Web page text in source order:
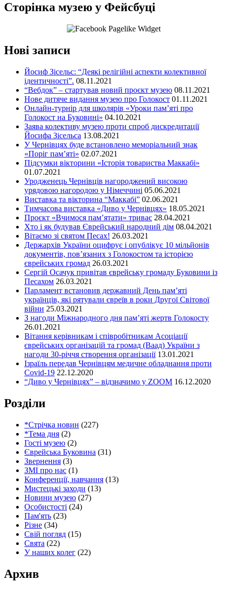
Сторінка музею у Фейсбуці
Нові записи
Йосиф Зісельс: “Деякі релігійні аспекти колективної
ідентичності”. 08.11.2021
“Вебдок” – стартував новий проєкт музею 08.11.2021
Нове дитяче видання музею про Голокост 01.11.2021
Онлайн-турнір для школярів «Уроки пам’яті про
Голокост на Буковині» 04.10.2021
Заява колективу музею проти спроб дискредитації
Йосифа Зісельса 13.08.2021
У Чернівцях буде встановлено меморіальний знак
«Поріг пам’яті» 02.07.2021
Підсумки вікторини «Історія товариства Маккабі»
01.07.2021
Уродженець Чернівців нагороджений високою
урядовою нагородою у Німеччині 05.06.2021
Виставка та вікторина “Маккабі” 02.06.2021
Тимчасова виставка «Диво у Чернівцях» 18.05.2021
Проєкт «Вчимося пам’ятати» триває 28.04.2021
Хто і як будував Єврейський народний дім 08.04.2021
Вітаємо зі святом Песах! 26.03.2021
Держархів України оцифрує і опублікує 10 мільйонів
документів, пов’язаних з Голокостом та історією
єврейських громад 26.03.2021
Сергій Осачук привітав єврейську громаду Буковини із
Песахом 26.03.2021
Парламент встановив державний День пам’яті
українців, які рятували євреїв в роки Другої Світової
війни 25.03.2021
З нагоди Міжнародного дня пам’яті жертв Голокосту
26.01.2021
Вітання керівникам і співробітникам Асоціації
єврейських організацій та громад (Ваад) України з
нагоди 30-річчя створення організації 13.01.2021
Ізраїль передав Чернівцям медичне обладнання проти
Covid-19 22.12.2020
“Диво у Чернівцях” – відзначимо у ZOOM 16.12.2020
Розділи
*Стрічка новин (227)
*Тема дня (2)
Гості музею (2)
Єврейська Буковина (31)
Звернення (3)
ЗМІ про нас (1)
Конференції, навчання (13)
Мистецькі заходи (13)
Новини музею (27)
Особистості (24)
Пам'ять (23)
Різне (34)
Свій погляд (15)
Свята (22)
У наших колег (22)
Архив